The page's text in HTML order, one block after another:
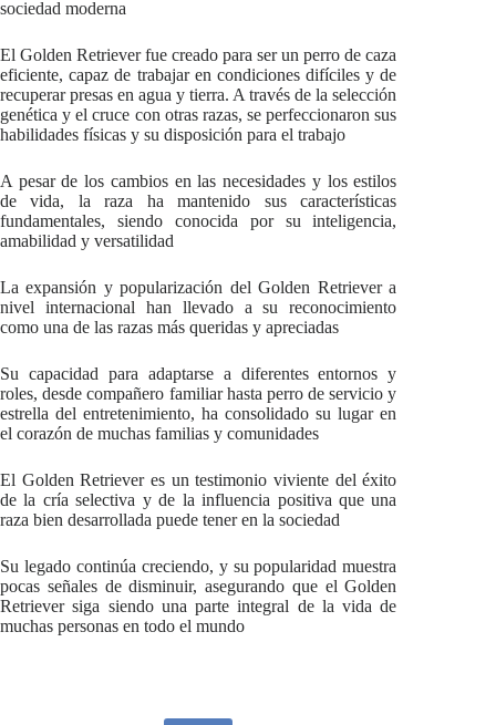
sociedad moderna
El Golden Retriever fue creado para ser un perro de caza
eficiente, capaz de trabajar en condiciones difíciles y de
recuperar presas en agua y tierra. A través de la selección
genética y el cruce con otras razas, se perfeccionaron sus
habilidades físicas y su disposición para el trabajo
A pesar de los cambios en las necesidades y los estilos
de vida, la raza ha mantenido sus características
fundamentales, siendo conocida por su inteligencia,
amabilidad y versatilidad
La expansión y popularización del Golden Retriever a
nivel internacional han llevado a su reconocimiento
como una de las razas más queridas y apreciadas
Su capacidad para adaptarse a diferentes entornos y
roles, desde compañero familiar hasta perro de servicio y
estrella del entretenimiento, ha consolidado su lugar en
el corazón de muchas familias y comunidades
El Golden Retriever es un testimonio viviente del éxito
de la cría selectiva y de la influencia positiva que una
raza bien desarrollada puede tener en la sociedad
Su legado continúa creciendo, y su popularidad muestra
pocas señales de disminuir, asegurando que el Golden
Retriever siga siendo una parte integral de la vida de
muchas personas en todo el mundo